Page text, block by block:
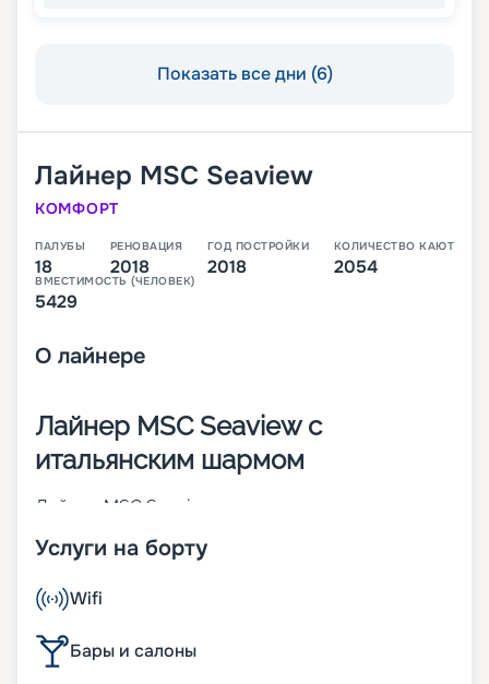
Показать все дни (6)
Лайнер MSC Seaview
КОМФОРТ
ПАЛУБЫ
18
РЕНОВАЦИЯ
2018
ГОД ПОСТРОЙКИ
2018
КОЛИЧЕСТВО КАЮТ
2054
ВМЕСТИМОСТЬ (ЧЕЛОВЕК)
5429
О лайнере
Лайнер MSC Seaview с
итальянским шармом
Лайнер MSC Seaview – это второе судно класса
крупнейшим итальянским судостроителем
по величине круизным кораблем в мире. На 18-
палубном лайнере находится 2 054 каюты разных
категорий. В них может разместиться 5 429
человек. Другие особенности MSC Seaview:
Услуги на борту
Wifi
Бары и салоны